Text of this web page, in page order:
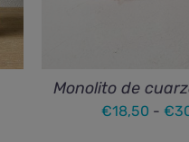
Monolito de
€18,50 - €